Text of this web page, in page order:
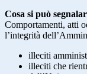
Cosa si può
Comportamenti, atti
l’integrità
illeciti
illeciti che